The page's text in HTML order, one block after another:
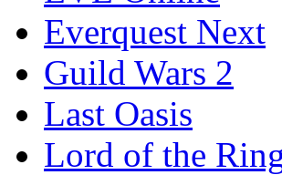
Everquest Next
Guild Wars 2
Last Oasis
Lord of the